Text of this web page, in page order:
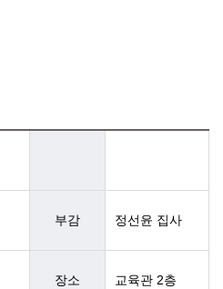
부감 정선윤 집사
장소 교육관 2층